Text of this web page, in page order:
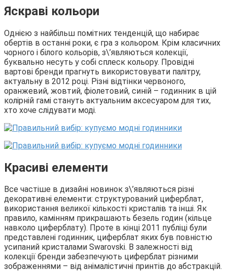
Яскраві кольори
Однією з найбільш помітних тенденцій, що набирає
обертів в останні роки, є гра з кольором. Крім класичних
чорного і білого кольорів, з\’являються колекції,
буквально несуть у собі сплеск кольору. Провідні
вартові бренди прагнуть використовувати палітру,
актуальну в 2012 році. Різні відтінки червоного,
оранжевий, жовтий, фіолетовий, синій – годинник в цій
колірній гамі стануть актуальним аксесуаром для тих,
хто хоче слідувати моді.
Красиві елементи
Все частіше в дизайні новинок з\’являються різні
декоративні елементи: структурований циферблат,
використання великої кількості кристалів та інші. Як
правило, камінням прикрашають безель годин (кільце
навколо циферблату). Проте в кінці 2011 публіці були
представлені годинник, циферблат яких був повністю
усипаний кристалами Swarovski. В залежності від
колекції бренди забезпечують циферблат різними
зображеннями – від анімалістичні принтів до абстракцій.